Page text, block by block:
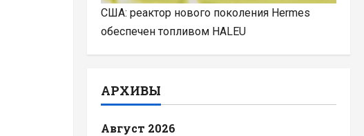
США: реактор нового поколения Hermes
обеспечен топливом HALEU
АРХИВЫ
Август 2026